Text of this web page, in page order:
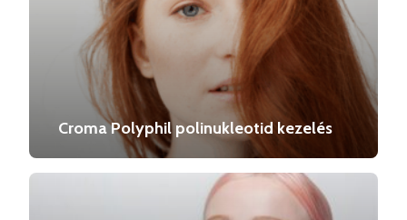
Croma Polyphil polinukleotid kezelés